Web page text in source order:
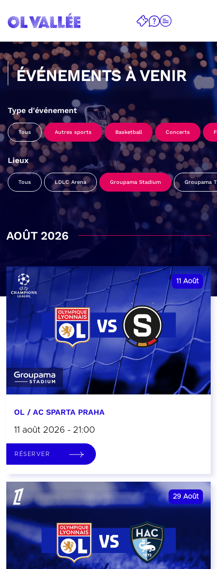
ÉVÉNEMENTS À VENIR
Type d'événement
Tous Autres sports Basketball Concerts
Lieux
Tous LDLC Arena Groupama Stadium Groupama
AOÛT 2026
11 Août
OL / AC SPARTA PRAHA
11 août 2026 - 21:00
RÉSERVER
29 Août